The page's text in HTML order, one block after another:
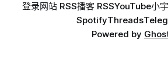
登录网站 RSS播客 RSSYouTube小
SpotifyThreads
Powered by